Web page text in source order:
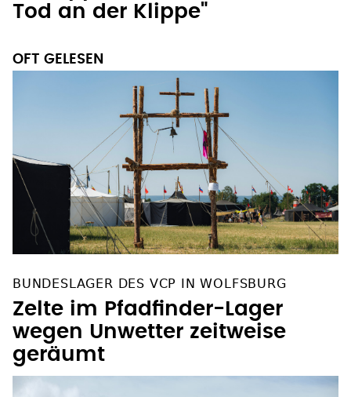
Tod an der Klippe"
OFT GELESEN
BUNDESLAGER DES VCP IN WOLFSBURG
Zelte im Pfadfinder-Lager
wegen Unwetter zeitweise
geräumt